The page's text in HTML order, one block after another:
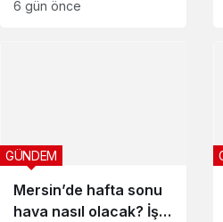
6 gün önce
Mersin’de hafta sonu
hava nasıl olacak? İşte
GÜNDEM